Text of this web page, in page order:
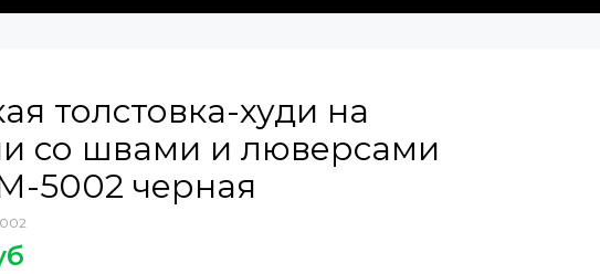
толстовка-худи на
со швами и люверсами
5002 черная